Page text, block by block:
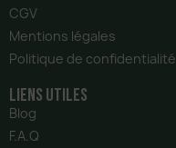
CGV
Mentions légales
Politique de confidentialité
liens utiles
Blog
F.A.Q